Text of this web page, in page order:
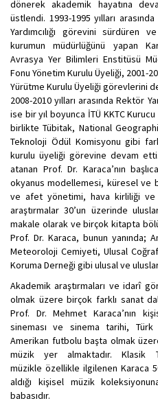
dönerek akademik hayatına
üstlendi. 1993-1995 yılları
Yardımcılığı görevini sürdüren
kurumun müdürlüğünü yapan
Avrasya Yer Bilimleri Enstitüsü
Fonu Yönetim Kurulu Üyeliği, 2001-
Yürütme Kurulu Üyeliği görevlerini
2008-2010 yılları arasında Rektör
ise bir yıl boyunca İTÜ KKTC
birlikte Tübitak, National
Teknoloji Ödül Komisyonu gibi
kurulu üyeliği görevine devam
atanan Prof. Dr. Karaca’nın
okyanus modellemesi, küresel ve
ve afet yönetimi, hava kirliliği ve
araştırmalar 30’un üzerinde
makale olarak ve birçok kitapta
Prof. Dr. Karaca, bunun yanında;
Meteoroloji Cemiyeti, Ulusal
Koruma Derneği gibi ulusal ve
Akademik araştırmaları ve idarî
olmak üzere birçok farklı sanat
Prof. Dr. Mehmet Karaca’nın
sineması ve sinema tarihi,
Amerikan futbolu başta olmak
müzik yer almaktadır.
müzikle özellikle ilgilenen Karaca
aldığı kişisel müzik
babasıdır.